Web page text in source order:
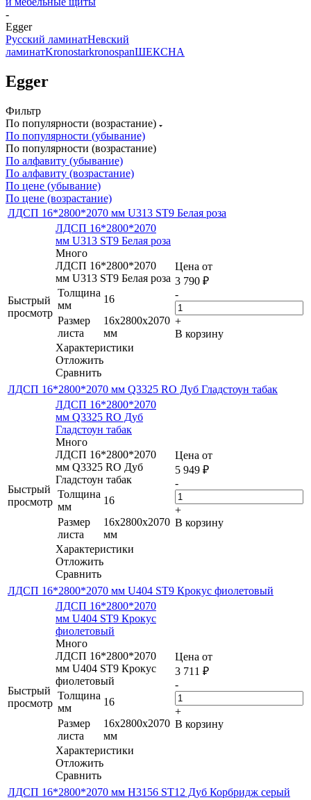
-
Egger
Русский ламинатНевский
ламинатKronostarkronospanШЕКСНА
Egger
Фильтр
По популярности (возрастание)
По популярности (убывание)
По популярности (возрастание)
По алфавиту (убывание)
По алфавиту (возрастание)
По цене (убывание)
По цене (возрастание)
ЛДСП 16*2800*2070 мм U313 ST9 Белая роза
Быстрый
просмотр
ЛДСП 16*2800*2070
мм U313 ST9 Белая роза
Много
ЛДСП 16*2800*2070
мм U313 ST9 Белая роза
Толщина
мм
16
Размер
листа
16x2800x2070
мм
Характеристики
Отложить
Сравнить
Цена от
3 790 ₽
-
+
В корзину
ЛДСП 16*2800*2070 мм Q3325 RO Дуб Гладстоун табак
Быстрый
просмотр
ЛДСП 16*2800*2070
мм Q3325 RO Дуб
Гладстоун табак
Много
ЛДСП 16*2800*2070
мм Q3325 RO Дуб
Гладстоун табак
Толщина
мм
16
Размер
листа
16x2800x2070
мм
Характеристики
Отложить
Сравнить
Цена от
5 949 ₽
-
+
В корзину
ЛДСП 16*2800*2070 мм U404 ST9 Крокус фиолетовый
Быстрый
просмотр
ЛДСП 16*2800*2070
мм U404 ST9 Крокус
фиолетовый
Много
ЛДСП 16*2800*2070
мм U404 ST9 Крокус
фиолетовый
Толщина
мм
16
Размер
листа
16x2800x2070
мм
Характеристики
Отложить
Сравнить
Цена от
3 711 ₽
-
+
В корзину
ЛДСП 16*2800*2070 мм H3156 ST12 Дуб Корбридж серый